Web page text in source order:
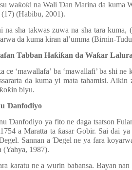
waƙoƙi na WaliƊan Marina da kuma
(Habibu, 2001).
na sha takwas zuwa na sha tara kuma,
da kuma kiran al’umma (Birnin-
Tabban Haƙiƙan da Waƙar Lalura
ce ‘mawallafa’ ba ‘mawallafi’ ba shi
da kuma yi mata tahamisi.
ƙoƙin biyu.
Ɗanfodiyo
Ɗanfodiyo ya fito ne daga tsatson
a Maratta ta ƙasar Gobir. Sai dai ya
egel. Sannan a Ɗegel ne ya fara
(Yahya, 1987).
karatu ne a wurin babansa. Bayan